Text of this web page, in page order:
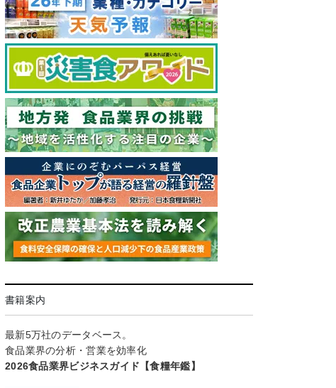
書籍案内
最新5万社のデータベース。
食品業界の分析・営業を効率化
2026食品業界ビジネスガイド【食糧年鑑】